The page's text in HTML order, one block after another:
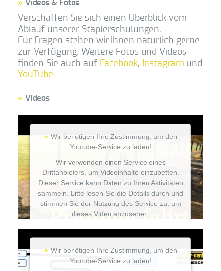
ONLINE HILFE
FAQ & DOWNLOADS
Videos & Fotos
Verschaffen Sie sich einen Überblick vom
Ablauf unserer Staplerschulungen.
Für Fragen stehen wir Ihnen natürlich gerne
zur Verfügung. Weitere Fotos und Videos
finden Sie auch auf Facebook, Instagram und
YouTube.
Videos
Wir benötigen Ihre Zustimmung, um den
Youtube-Service zu laden!
Wir verwenden einen Service eines
Drittanbieters, um Videoinhalte einzubetten.
Dieser Service kann Daten zu Ihren Aktivitäten
sammeln. Bitte lesen Sie die Details durch und
stimmen Sie der Nutzung des Service zu, um
dieses Video anzusehen.
Mehr Informationen
Akzeptieren
Wir benötigen Ihre Zustimmung, um den
Youtube-Service zu laden!